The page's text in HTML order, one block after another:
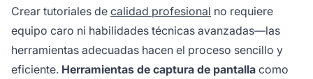
Crear tutoriales de calidad profesional no requiere
equipo caro ni habilidades técnicas avanzadas—las
herramientas adecuadas hacen el proceso sencillo y
eficiente. Herramientas de captura de pantalla como